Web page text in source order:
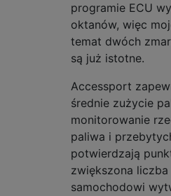
programie ECU
oktanów, więc
temat dwóch
są już istotne.
Accessport
średnie zużycie
monitorowanie
paliwa i
potwierdzają
zwiększona
samochodowi